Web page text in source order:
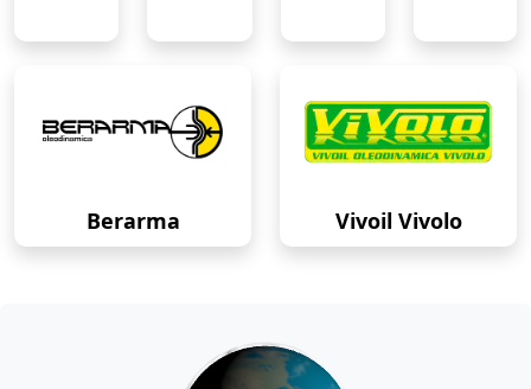
Berarma Vivoil Vivolo